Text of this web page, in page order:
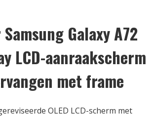
Galaxy A72
LCD-aanraakscherm
met frame
OLED LCD-scherm met